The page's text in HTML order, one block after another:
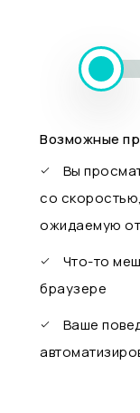
Возможные
Вы
со
ожидаемую
Что-то
браузере
Ваше